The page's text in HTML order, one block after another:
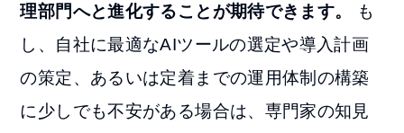
理部門へと進化することが期待できます。
も
し、自社に最適なAIツールの選定や導入計画
の策定、あるいは定着までの運用体制の構築
に少しでも不安がある場合は、専門家の知見